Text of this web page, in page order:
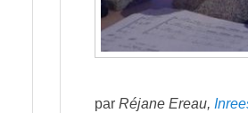
par Réjane Ereau,